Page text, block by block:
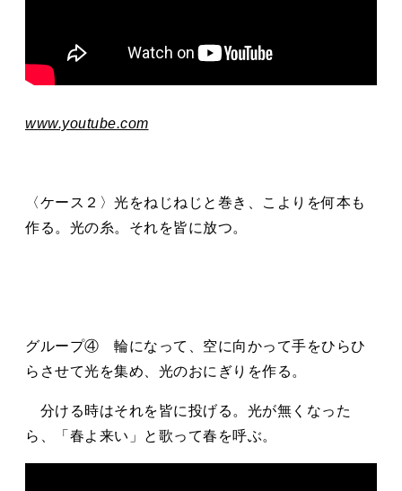
www.youtube.com
〈ケース２〉光をねじねじと巻き、こよりを何本も
作る。光の糸。それを皆に放つ。
グループ④ 輪になって、空に向かって手をひらひ
らさせて光を集め、光のおにぎりを作る。
分ける時はそれを皆に投げる。光が無くなった
ら、「春よ来い」と歌って春を呼ぶ。